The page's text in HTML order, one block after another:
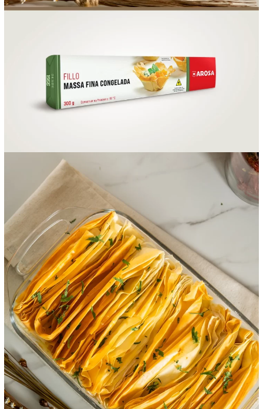
INVERNO SAC ACESSO PARA PARCEIROS